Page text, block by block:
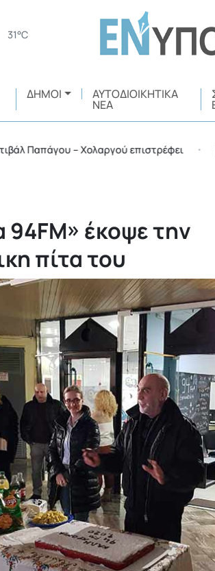
31°C
ΔΉΜΟΙ ΑΥΤΟΔΙΟΙΚΗΤΙΚΆ
ΝΈΑ
– Χολαργού επιστρέφει •
94FM» έκοψε την
πίτα του